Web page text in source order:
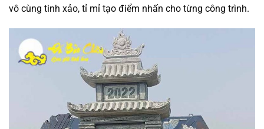
vô cùng tinh xảo, tỉ mỉ tạo điểm nhấn cho từng công trình.